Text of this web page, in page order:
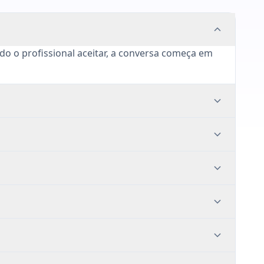
o profissional aceitar, a conversa começa em